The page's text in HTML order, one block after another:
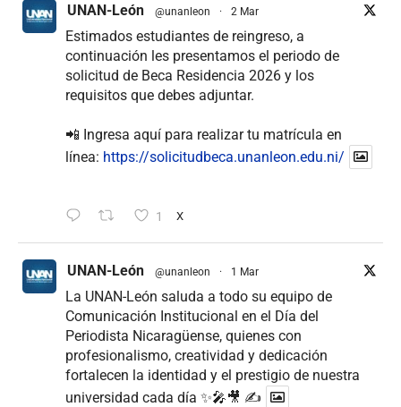
UNAN-León @unanleon · 2 Mar
Estimados estudiantes de reingreso, a
continuación les presentamos el periodo de
solicitud de Beca Residencia 2026 y los
requisitos que debes adjuntar.
📲 Ingresa aquí para realizar tu matrícula en
línea: https://solicitudbeca.unanleon.edu.ni/
1 X
UNAN-León @unanleon · 1 Mar
La UNAN-León saluda a todo su equipo de
Comunicación Institucional en el Día del
Periodista Nicaragüense, quienes con
profesionalismo, creatividad y dedicación
fortalecen la identidad y el prestigio de nuestra
universidad cada día ✨🎤🎥 ✍